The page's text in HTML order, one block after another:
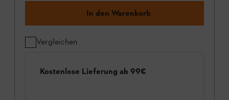
In den Warenkorb
Vergleichen
Kostenlose Lieferung ab 99€